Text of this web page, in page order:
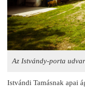
Az Istvándy-porta
Istvándi Tamásnak apai